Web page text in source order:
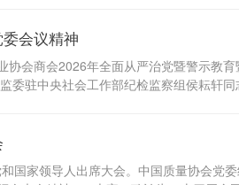
职责使命，以实际行动为党分忧、为国
解各类风险，推动协会高质量发展。党
会议精神
会商会2026年全面从严治党暨警示教
驻中央社会工作部纪检监察组侯耘轩
转化为刻在心底的警醒；要按照会议部
国家领导人出席大会。中国质量协会党